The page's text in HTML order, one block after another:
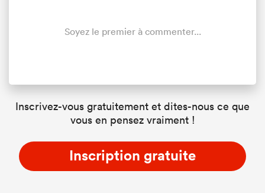
Soyez le premier à commenter...
Inscrivez-vous gratuitement et dites-nous ce que
vous en pensez vraiment !
Inscription gratuite